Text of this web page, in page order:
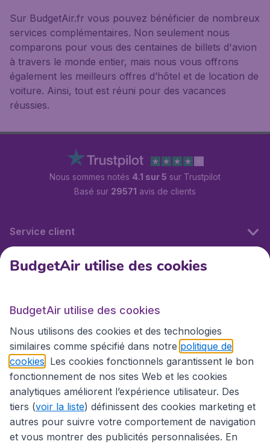
Sur BudgetAir.fr vous pouvez bénéficier de nombreux
services complémentaires. Non seulement nous
comparons pour vous des centaines de billets d'avion
à travers le monde entier, mais nous vous offrons
également les meilleurs offres d’hôtel et de location de
voiture. Ainsi, tout est réuni pour des vacances
réussies.
Nous sommes notés 4.1 sur 5 sur Trustpilot
Basé sur 29571 avis de clients
Service client
BudgetAir.fr
Sites internationaux
BudgetAir utilise des cookies
BudgetAir utilise des cookies
Nous utilisons des cookies et des technologies
similaires comme spécifié dans notre politique de
cookies . Les cookies fonctionnels garantissent le bon
fonctionnement de nos sites Web et les cookies
analytiques améliorent l’expérience utilisateur. Des
tiers (voir la liste) définissent des cookies marketing et
autres pour suivre votre comportement de navigation
et vous montrer des publicités personnalisées. En